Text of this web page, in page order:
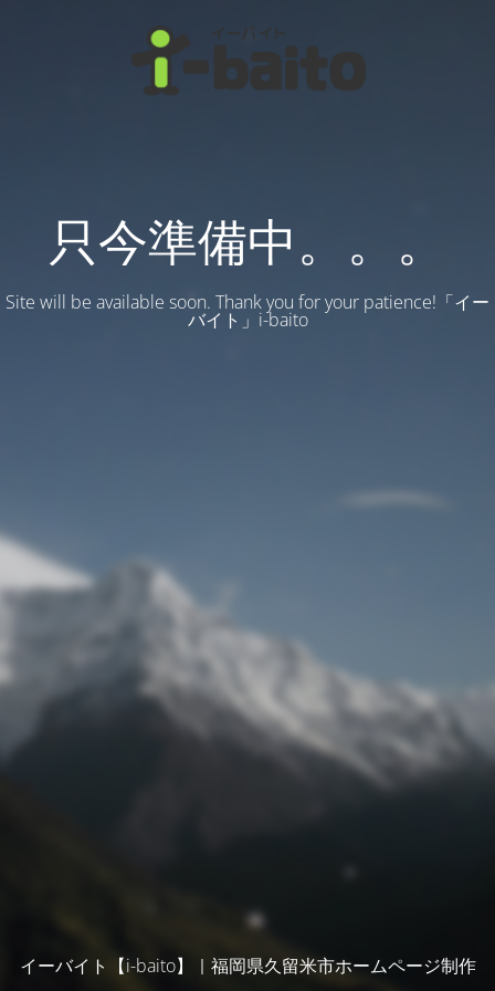
只今準備中。。。
Site will be available soon. Thank you for your patience!「イー
バイト」i-baito
イーバイト【i-baito】｜福岡県久留米市ホームページ制作